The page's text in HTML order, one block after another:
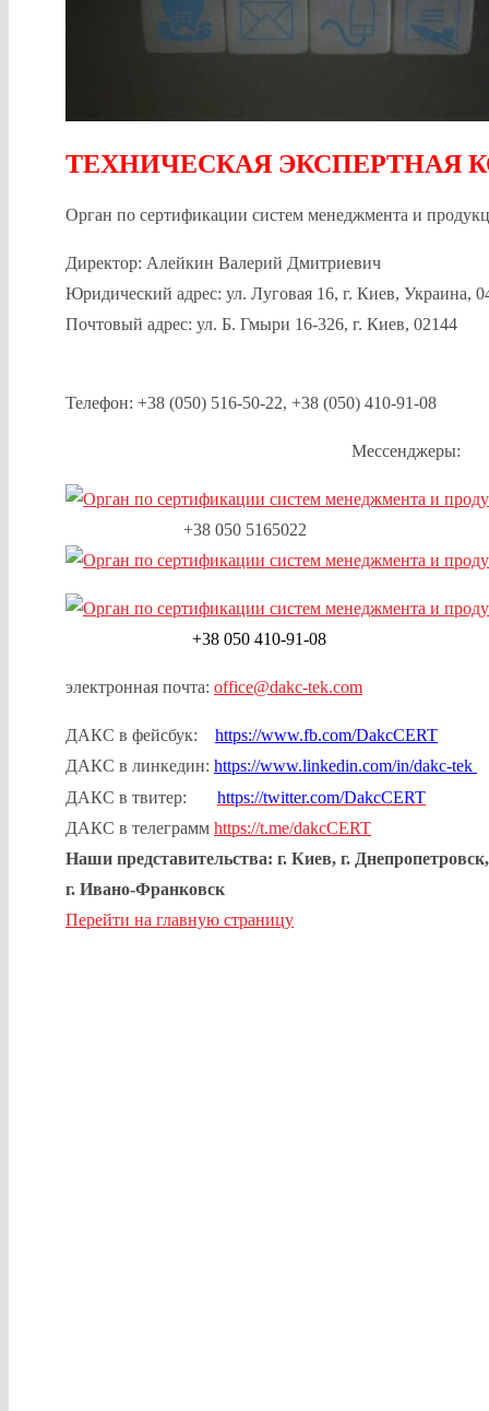
ТЕХНИЧЕСКАЯ ЭКСПЕРТНАЯ
Орган по сертификации систем менеджмента и
Директор: Алейкин Валерий Дмитриевич
Юридический адрес: ул. Луговая 16, г. Киев, Украина,
Почтовый адрес: ул. Б. Гмыри 16-326, г. Киев, 02144
Телефон: +38 (050) 516-50-22, +38 (050) 410-91-08
Мессенджеры:
+38 050 5165022
+38 050 410-91-08
электронная почта: office@dakc-tek.com
ДАКС в фейсбук: https://www.fb.com/DakcCERT
ДАКС в линкедин: https://www.linkedin.com/in/dakc-tek
ДАКС в твитер: https://twitter.com/DakcCERT
ДАКС в телеграмм https://t.me/dakcCERT
Наши представительства: г. Киев, г.
г. Ивано-Франковск
Перейти на главную страницу